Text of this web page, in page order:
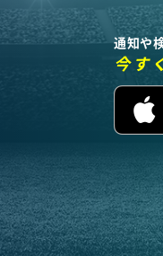
通知や
今す